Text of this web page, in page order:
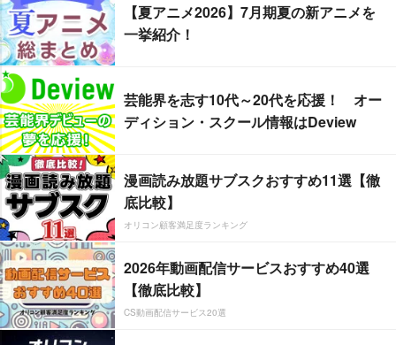
【夏アニメ2026】7月期夏の新アニメを
一挙紹介！
芸能界を志す10代～20代を応援！ オー
ディション・スクール情報はDeview
漫画読み放題サブスクおすすめ11選【徹
底比較】
オリコン顧客満足度ランキング
2026年動画配信サービスおすすめ40選
【徹底比較】
CS動画配信サービス20選